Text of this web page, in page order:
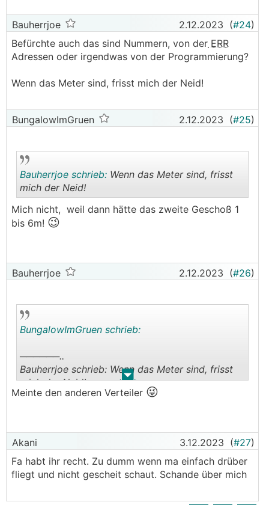
Bauherrjoe 2.12.2023 (#24)
Befürchte auch das sind Nummern, von der ERR
Adressen oder irgendwas von der Programmierung?
Wenn das Meter sind, frisst mich der Neid!
BungalowImGruen 2.12.2023 (#25)
Bauherrjoe schrieb: Wenn das Meter sind, frisst
mich der Neid!
Mich nicht, weil dann hätte das zweite Geschoß 1
bis 6m! 😉
Bauherrjoe 2.12.2023 (#26)
. .
BungalowImGruen schrieb:
──────..
Bauherrjoe schrieb: Wenn das Meter sind, frisst
mich der Neid!
───────────────
1 bis 6m!😉
Meinte den anderen Verteiler 😜
Akani 3.12.2023 (#27)
Fa habt ihr recht. Zu dumm wenn ma einfach drüber
fliegt und nicht gescheit schaut. Schande über mich